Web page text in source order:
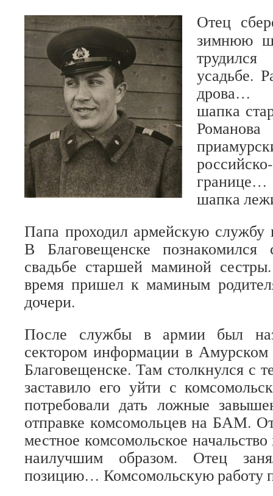
Отец
зимнюю
усадьбе.
дрова…
шапка
шапка
Папа проходил армейскую службу
В Благовещенске
свадьбе старшей маминой
время пришел к маминым
дочери.
После службы в армии был
сектором информации в
Благовещенске. Там столкнулся с
заставило его уйти с
потребовали дать ложные
отправке комсомольцев на БАМ.
местное комсомольское начальство
наилучшим образом. Отец
позицию… Комсомольскую работу